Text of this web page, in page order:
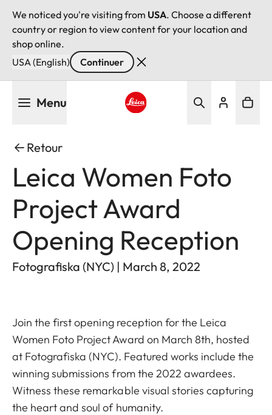
We noticed you're visiting from USA. Choose a different
country or region to view content for your location and
shop online.
USA (English)
Continuer
Menu
Retour
Leica Women Foto
Project Award
Opening Reception
Fotografiska (NYC) | March 8, 2022
Join the first opening reception for the Leica
Women Foto Project Award on March 8th, hosted
at Fotografiska (NYC). Featured works include the
winning submissions from the 2022 awardees.
Witness these remarkable visual stories capturing
the heart and soul of humanity.